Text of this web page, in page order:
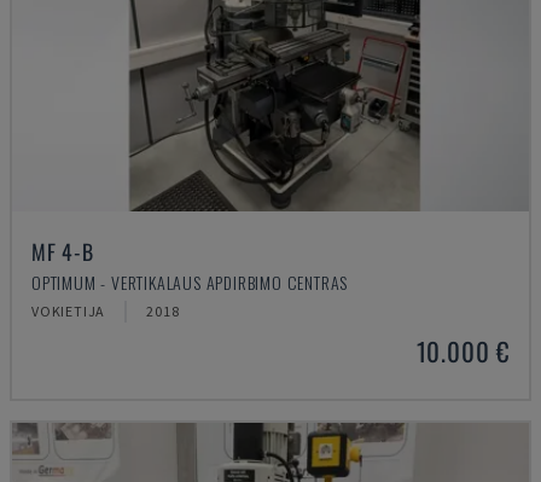
MF 4-B
OPTIMUM - VERTIKALAUS APDIRBIMO CENTRAS
VOKIETIJA 2018
10.000 €